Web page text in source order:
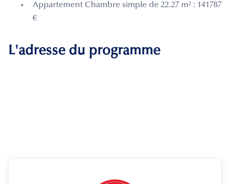
Appartement Chambre simple de 22.27 m² : 141787
€
L'adresse du programme